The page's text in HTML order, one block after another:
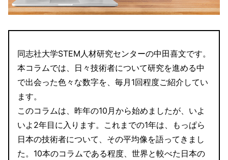
同志社大学STEM人材研究センターの中田喜文です。
本コラムでは、日々技術者について研究を進める中
で出会った色々な数字を、毎月1回程度ご紹介してい
ます。
このコラムは、昨年の10月から始めましたが、いよ
いよ2年目に入ります。これまでの1年は、もっぱら
日本の技術者について、その平均像を語ってきまし
た。10本のコラムである程度、世界と較べた日本の